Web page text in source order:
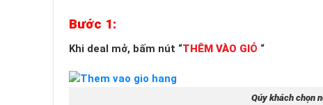
Bước 1:
Khi deal mở, bấm nút “THÊM VÀO GIỎ “
Qúy khách chọn